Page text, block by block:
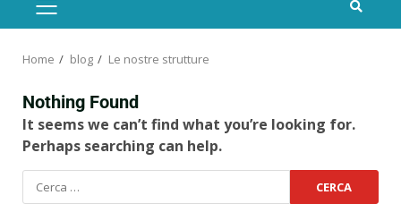
Home blog Le nostre strutture
Nothing Found
It seems we can’t find what you’re looking for.
Perhaps searching can help.